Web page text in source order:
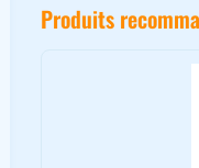
Produits